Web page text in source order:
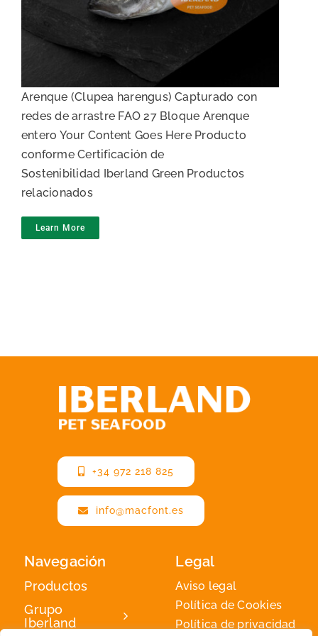
Arenque entero en bloque
Arenque (Clupea harengus) Capturado con
redes de arrastre FAO 27 Bloque Arenque
entero Your Content Goes Here Producto
conforme Certificación de
Sostenibilidad Iberland Green Productos
relacionados
Learn More
+34 972 218 825
info@macfont.es
Navegación
Productos
Grupo
Iberland
Legal
Aviso legal
Política de Cookies
Política de privacidad